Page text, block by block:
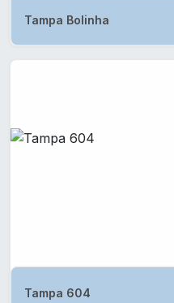
Tampa Bolinha
Tampa 604